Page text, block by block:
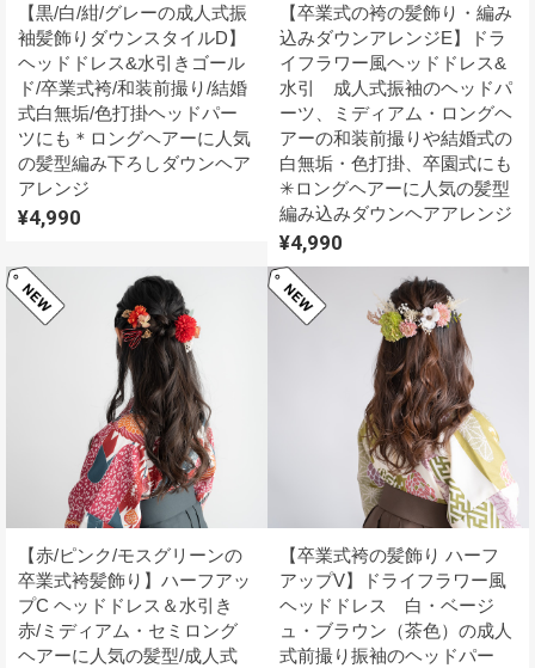
【黒/白/紺/グレーの成人式振
袖髪飾りダウンスタイルD】
ヘッドドレス&水引きゴール
ド/卒業式袴/和装前撮り/結婚
式白無垢/色打掛ヘッドパー
ツにも＊ロングヘアーに人気
の髪型編み下ろしダウンヘア
アレンジ
¥4,990
【卒業式の袴の髪飾り・編み
込みダウンアレンジE】ドラ
イフラワー風ヘッドドレス&
水引 成人式振袖のヘッドパ
ーツ、ミディアム・ロングヘ
アーの和装前撮りや結婚式の
白無垢・色打掛、卒園式にも
✳︎ロングヘアーに人気の髪型
編み込みダウンヘアアレンジ
¥4,990
【赤/ピンク/モスグリーンの
卒業式袴髪飾り】ハーフアッ
プC ヘッドドレス＆水引き
赤/ミディアム・セミロング
ヘアーに人気の髪型/成人式
【卒業式袴の髪飾り ハーフ
アップV】ドライフラワー風
ヘッドドレス 白・ベージ
ュ・ブラウン（茶色）の成人
式前撮り振袖のヘッドパー